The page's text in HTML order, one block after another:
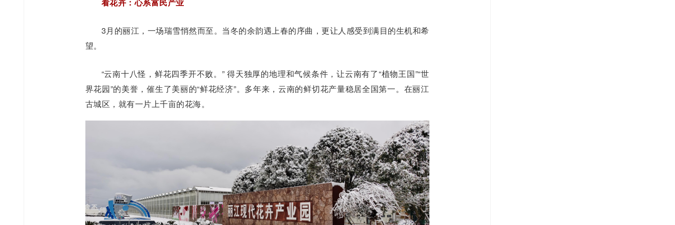
看花卉：心系富民产业
3月的丽江，一场瑞雪悄然而至。当冬的余韵遇上春的序曲，更让人感受到满目的生机和希
望。
“云南十八怪，鲜花四季开不败。” 得天独厚的地理和气候条件，让云南有了“植物王国”“世
界花园”的美誉，催生了美丽的“鲜花经济”。多年来，云南的鲜切花产量稳居全国第一。在丽江
古城区，就有一片上千亩的花海。